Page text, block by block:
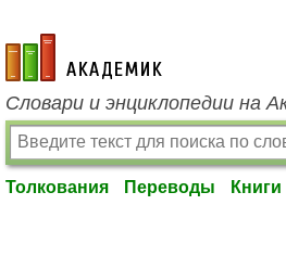
academic.ru
Словари и энциклопедии на
Толкования Переводы Книги